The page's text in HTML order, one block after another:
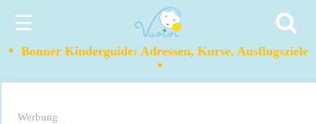
☰
• Bonner Kinderguide: Adressen, Kurse, Ausflugsziele
•
Werbung